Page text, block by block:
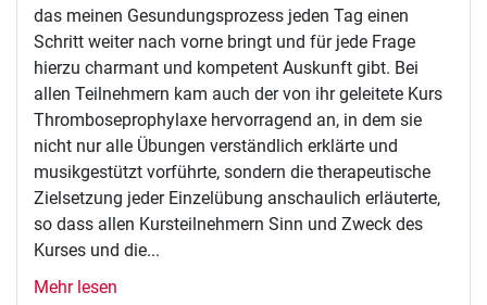
das meinen Gesundungsprozess jeden Tag einen
Schritt weiter nach vorne bringt und für jede Frage
hierzu charmant und kompetent Auskunft gibt. Bei
allen Teilnehmern kam auch der von ihr geleitete Kurs
Thromboseprophylaxe hervorragend an, in dem sie
nicht nur alle Übungen verständlich erklärte und
musikgestützt vorführte, sondern die therapeutische
Zielsetzung jeder Einzelübung anschaulich erläuterte,
so dass allen Kursteilnehmern Sinn und Zweck des
Kurses und die...
Mehr lesen